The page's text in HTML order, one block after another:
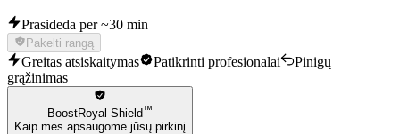
Prasideda per ~30 min
Pakelti rangą
Greitas atsiskaitymas Patikrinti profesionalai
Pinigų
grąžinimas
BoostRoyal Shield™
Kaip mes apsaugome jūsų pirkinį